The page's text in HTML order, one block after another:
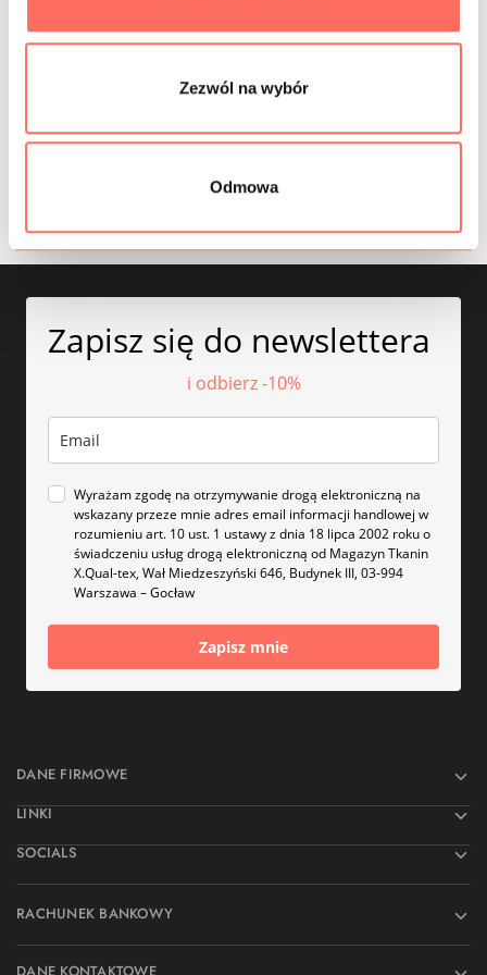
Zezwól na wybór
Odmowa
PRÓBKI TKANIN
Zapisz się do newslettera
i odbierz -10%
Wyrażam zgodę na otrzymywanie drogą elektroniczną na
wskazany przeze mnie adres email informacji handlowej w
rozumieniu art. 10 ust. 1 ustawy z dnia 18 lipca 2002 roku o
świadczeniu usług drogą elektroniczną od Magazyn Tkanin
X.Qual-tex, Wał Miedzeszyński 646, Budynek III, 03-994
Warszawa – Gocław
Zapisz mnie
DANE FIRMOWE
LINKI
SOCIALS
RACHUNEK BANKOWY